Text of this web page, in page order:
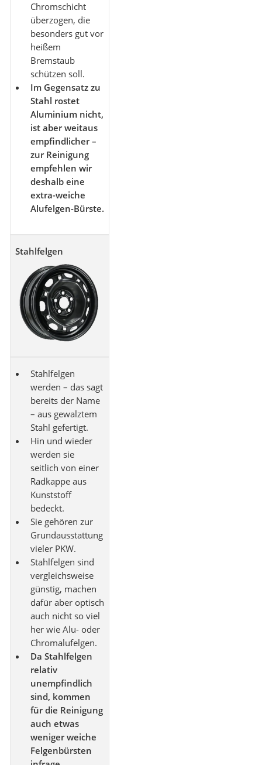
Chromschicht
überzogen, die
besonders gut vor
heißem
Bremstaub
schützen soll.
Im Gegensatz zu
Stahl rostet
Aluminium nicht,
ist aber weitaus
empfindlicher –
zur Reinigung
empfehlen wir
deshalb eine
extra-weiche
Alufelgen-Bürste.
Stahlfelgen
Stahlfelgen
werden – das sagt
bereits der Name
– aus gewalztem
Stahl gefertigt.
Hin und wieder
werden sie
seitlich von einer
Radkappe aus
Kunststoff
bedeckt.
Sie gehören zur
Grundausstattung
vieler PKW.
Stahlfelgen sind
vergleichsweise
günstig, machen
dafür aber optisch
auch nicht so viel
her wie Alu- oder
Chromalufelgen.
Da Stahlfelgen
relativ
unempfindlich
sind, kommen
für die Reinigung
auch etwas
weniger weiche
Felgenbürsten